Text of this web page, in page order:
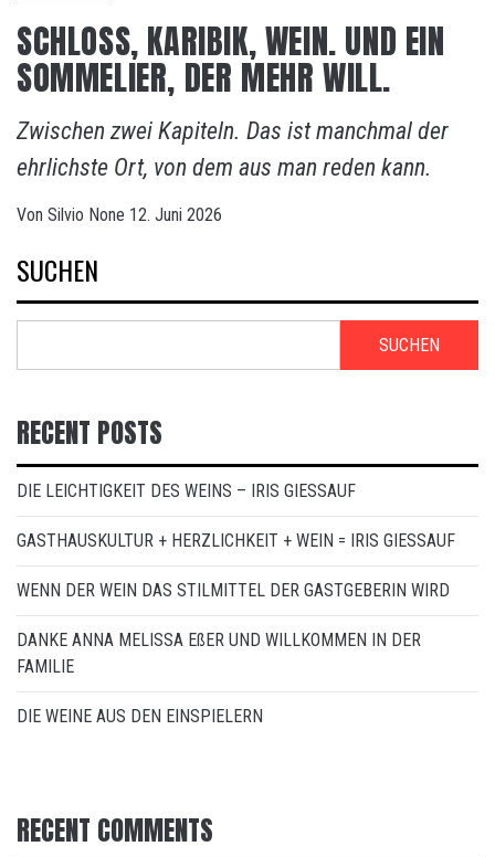
SCHLOSS, KARIBIK, WEIN. UND EIN
SOMMELIER, DER MEHR WILL.
Zwischen zwei Kapiteln. Das ist manchmal der
ehrlichste Ort, von dem aus man reden kann.
Von Silvio None 12. Juni 2026
SUCHEN
SUCHEN
RECENT POSTS
DIE LEICHTIGKEIT DES WEINS – IRIS GIESSAUF
GASTHAUSKULTUR + HERZLICHKEIT + WEIN = IRIS GIESSAUF
WENN DER WEIN DAS STILMITTEL DER GASTGEBERIN WIRD
DANKE ANNA MELISSA EßER UND WILLKOMMEN IN DER
FAMILIE
DIE WEINE AUS DEN EINSPIELERN
RECENT COMMENTS